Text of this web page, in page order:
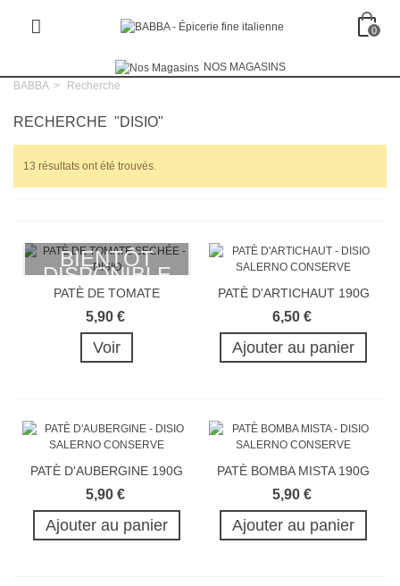
0
NOS MAGASINS
BABBA > Recherche
RECHERCHE "DISIO"
13 résultats ont été trouvés.
BIENTÔT
DISPONIBLE
PATÈ DE TOMATE
SECHÉE 190G
5,90 €
Voir
PATÈ D'ARTICHAUT 190G
6,50 €
Ajouter au panier
PATÈ D'AUBERGINE 190G
5,90 €
Ajouter au panier
PATÈ BOMBA MISTA 190G
5,90 €
Ajouter au panier